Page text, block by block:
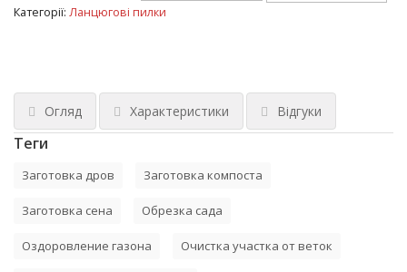
Категорії: Ланцюгові пилки
Огляд Характеристики Відгуки
Теги
Заготовка дров Заготовка компоста
Заготовка сена Обрезка сада
Оздоровление газона Очистка участка от веток